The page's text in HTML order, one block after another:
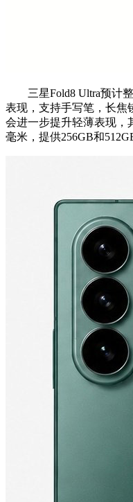
三星Fold8 Ultra预计整
表现，支持手写笔，长焦
会进一步提升轻薄表现，
毫米，提供256GB和